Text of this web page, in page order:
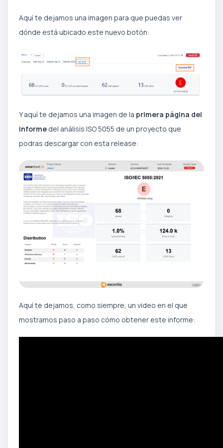
Aquí te dejamos una imagen para que puedas ver
dónde está ubicado este nuevo botón:
Y aquí te dejamos una imagen de la primera página del
informe del análisis ISO 5055 de un proyecto que
podras descargar con esta release:
Aquí te dejamos, como siempre, un video en el que
mostramos paso a paso cómo obtener este informe: